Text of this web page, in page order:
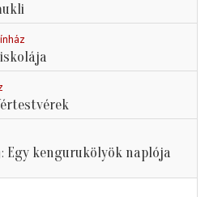
Egy kengurukölyök naplója